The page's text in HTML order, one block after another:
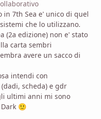
in 7th Sea e' unico di quel
che lo utilizzano.
(2a edizione) non e' stato
carta sembri
avere un sacco di
intendi con
scheda) e gdr
ultimi anni mi sono
🙂